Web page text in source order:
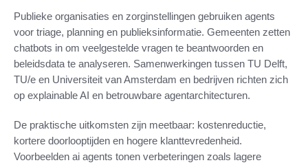
Publieke organisaties en zorginstellingen gebruiken agents
voor triage, planning en publieksinformatie. Gemeenten zetten
chatbots in om veelgestelde vragen te beantwoorden en
beleidsdata te analyseren. Samenwerkingen tussen TU Delft,
TU/e en Universiteit van Amsterdam en bedrijven richten zich
op explainable AI en betrouwbare agentarchitecturen.
De praktische uitkomsten zijn meetbaar: kostenreductie,
kortere doorlooptijden en hogere klanttevredenheid.
Voorbeelden ai agents tonen verbeteringen zoals lagere